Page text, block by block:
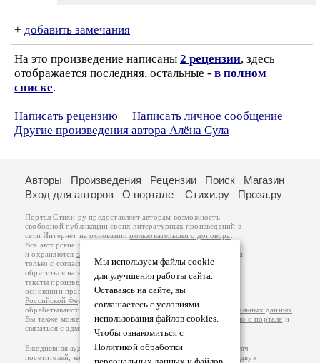
+ добавить замечания
На это произведение написаны 2 рецензии, здесь
отображается последняя, остальные - в полном
списке.
Написать рецензию
Написать личное сообщение
Другие произведения автора Алёна Сула
Мы используем файлы cookie
для улучшения работы сайта.
Оставаясь на сайте, вы
соглашаетесь с условиями
использования файлов cookies.
Чтобы ознакомиться с
Политикой обработки
Авторы Произведения Рецензии Поиск
Магазин
Вход для авторов
О портале Стихи.ру Проза.ру
Портал Стихи.ру предоставляет авторам возможность
свободной публикации своих литературных произведений в
сети Интернет на основаниипользовательского договора
Все авторские права на произведения принадлежат авторам
и охраняются законом
. Перепечатка произведений возможна
только с согласия его автора, к которому вы можете
обратиться на его авторской странице. Ответственность за
тексты произведений авторы несут самостоятельно на
основанииправил публикацииизаконодательства
Российской Федерации
обрабатываются на основанииПолитики обработки персональных данных
Вы также можете посмотреть более подробнуюинформацию о портале и
связаться с администрацией
Ежедневная аудитория портала Стихи.ру – порядка 200 тысяч
посетителей, которые в общей сумме просматривают более двух